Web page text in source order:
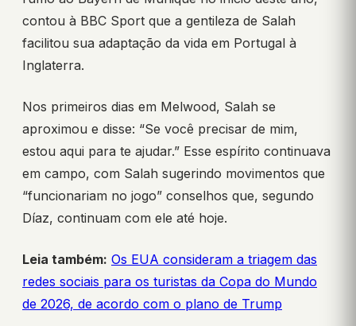
contou à BBC Sport que a gentileza de Salah
facilitou sua adaptação da vida em Portugal à
Inglaterra.
Nos primeiros dias em Melwood, Salah se
aproximou e disse: “Se você precisar de mim,
estou aqui para te ajudar.” Esse espírito continuava
em campo, com Salah sugerindo movimentos que
“funcionariam no jogo” conselhos que, segundo
Díaz, continuam com ele até hoje.
Leia também: Os EUA consideram a triagem das
redes sociais para os turistas da Copa do Mundo
de 2026, de acordo com o plano de Trump